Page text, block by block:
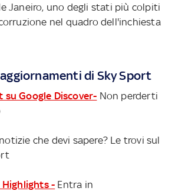
Janeiro, uno degli stati più colpiti
nel quadro dell'inchiesta
di Sky Sport
su Google Discover- Non perderti
che devi sapere? Le trovi sul
- Entra in